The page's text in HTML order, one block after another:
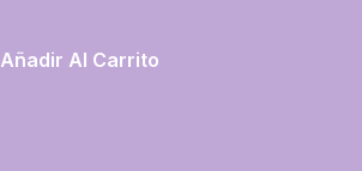
Añadir Al Carrito